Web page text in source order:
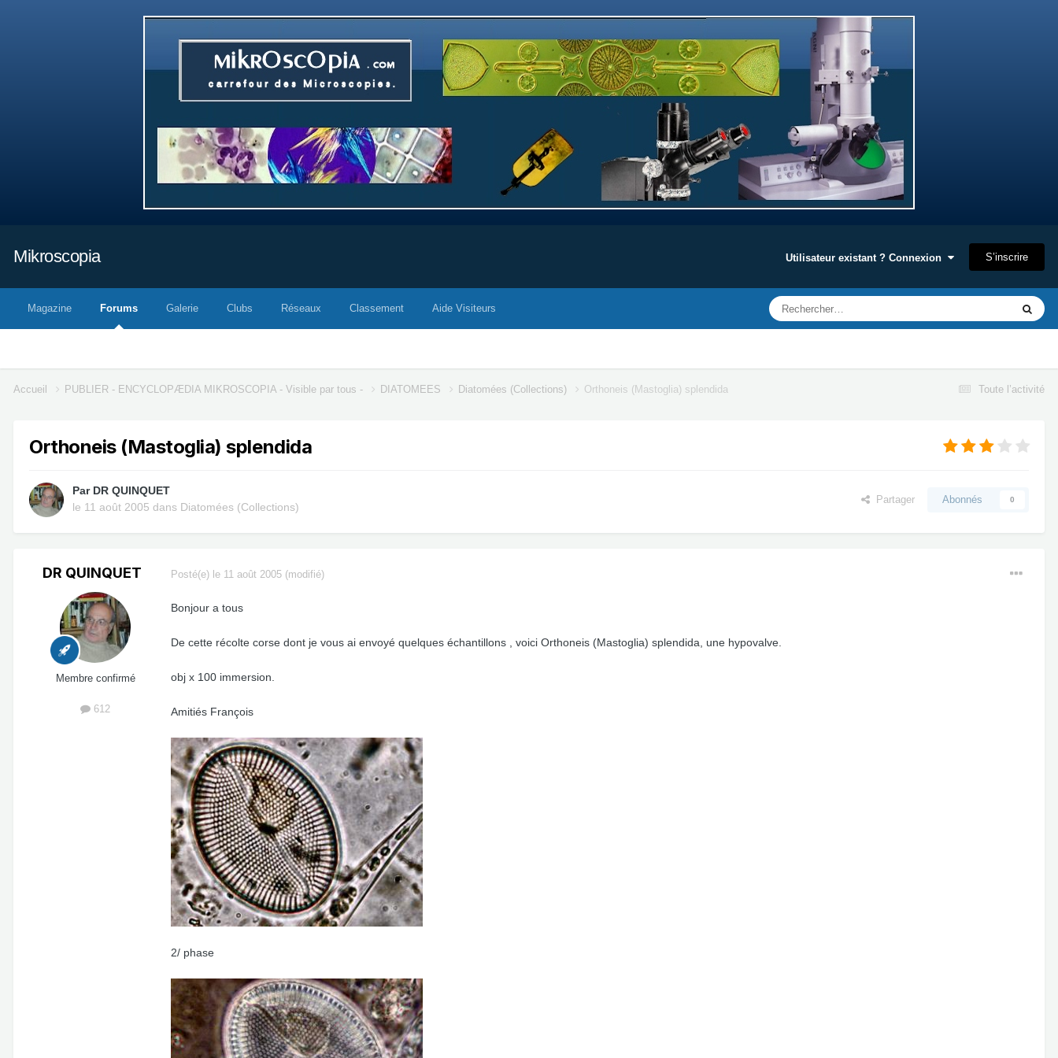
Mikroscopia Utilisateur existant ? Connexion S’inscrire
Magazine Forums Galerie Clubs Réseaux Classement Aide Visiteurs
Toute l’activité
Accueil PUBLIER - ENCYCLOPÆDIA MIKROSCOPIA - Visible par tous - DIATOMEES Diatomées (Collections) Orthoneis (Mastoglia) splendida
Orthoneis (Mastoglia) splendida
Par DR QUINQUET
le 11 août 2005 dans Diatomées (Collections)
Partager Abonnés 0
DR QUINQUET
Membre confirmé
612
Posté(e) le 11 août 2005 (modifié)
Bonjour a tous
De cette récolte corse dont je vous ai envoyé quelques échantillons , voici Orthoneis (Mastoglia) splendida, une hypovalve.
obj x 100 immersion.
Amitiés François
2/ phase